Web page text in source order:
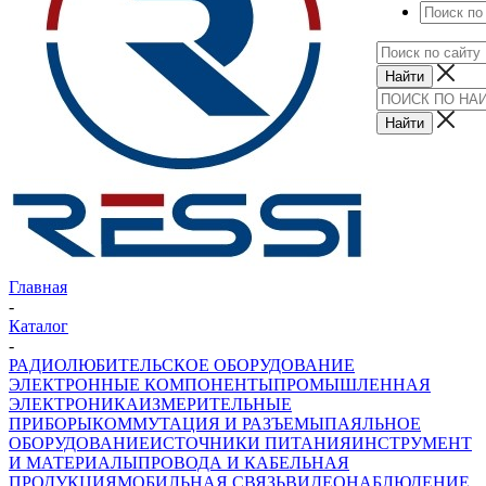
Главная
-
Каталог
-
РАДИОЛЮБИТЕЛЬСКОЕ ОБОРУДОВАНИЕ
ЭЛЕКТРОННЫЕ КОМПОНЕНТЫПРОМЫШЛЕННАЯ
ЭЛЕКТРОНИКАИЗМЕРИТЕЛЬНЫЕ
ПРИБОРЫКОММУТАЦИЯ И РАЗЪЕМЫПАЯЛЬНОЕ
ОБОРУДОВАНИЕИСТОЧНИКИ ПИТАНИЯИНСТРУМЕНТ
И МАТЕРИАЛЫПРОВОДА И КАБЕЛЬНАЯ
ПРОДУКЦИЯМОБИЛЬНАЯ СВЯЗЬВИДЕОНАБЛЮДЕНИЕ